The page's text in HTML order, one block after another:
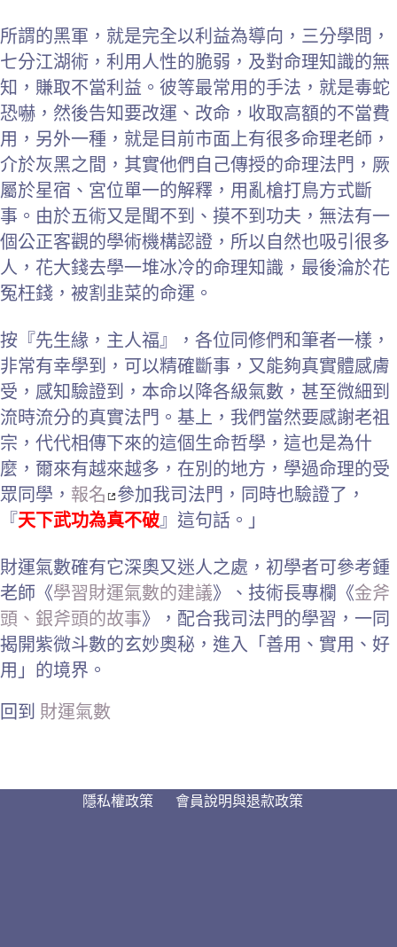
所謂的黑軍，就是完全以利益為導向，三分學問，
七分江湖術，利用人性的脆弱，及對命理知識的無
知，賺取不當利益。彼等最常用的手法，就是毒蛇
恐嚇，然後告知要改運、改命，收取高額的不當費
用，另外一種，就是目前市面上有很多命理老師，
介於灰黑之間，其實他們自己傳授的命理法門，厥
屬於星宿、宮位單一的解釋，用亂槍打鳥方式斷
事。由於五術又是聞不到、摸不到功夫，無法有一
個公正客觀的學術機構認證，所以自然也吸引很多
人，花大錢去學一堆冰冷的命理知識，最後淪於花
冤枉錢，被割韭菜的命運。
按『先生緣，主人福』，各位同修們和筆者一樣，
非常有幸學到，可以精確斷事，又能夠真實體感膚
受，感知驗證到，本命以降各級氣數，甚至微細到
流時流分的真實法門。基上，我們當然要感謝老祖
宗，代代相傳下來的這個生命哲學，這也是為什
麼，爾來有越來越多，在別的地方，學過命理的受
眾同學， 報名
參加我司法門，同時也驗證了，
『天下武功為真不破』這句話。 」
財運氣數確有它深奧又迷人之處，初學者可參考鍾
老師《學習財運氣數的建議》、技術長專欄《金斧
頭、銀斧頭的故事》，配合我司法門的學習，一同
揭開紫微斗數的玄妙奧秘，進入「善用、實用、好
用」的境界。
回到 財運氣數
隱私權政策 會員說明與退款政策